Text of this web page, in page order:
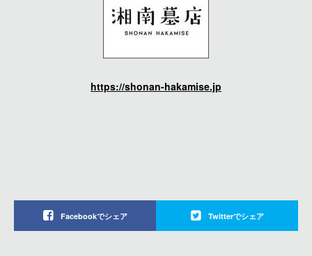
https://shonan-hakamise.jp
Facebookでシェア Twitterでシェア